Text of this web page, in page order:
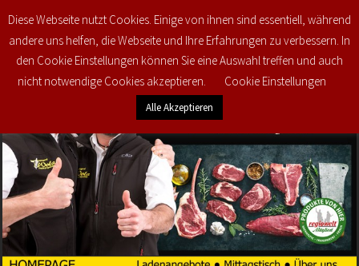
€ 0,00 0
Diese Webseite nutzt Cookies. Einige von ihnen sind essentiell, während
andere uns helfen, die Webseite und Ihre Erfahrungen zu verbessern. In
den Cookie Einstellungen können Sie eine Auswahl treffen und auch
nicht notwendige Cookies akzeptieren.
Cookie Einstellungen
Alle Akzeptieren